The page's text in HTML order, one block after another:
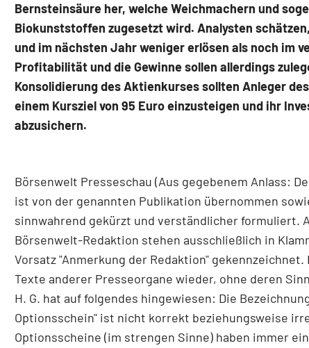
Bernsteinsäure her, welche Weichmachern und
Biokunststoffen zugesetzt wird. Analysten
und im nächsten Jahr weniger erlösen als noch im
Profitabilität und die Gewinne sollen allerdings
Konsolidierung des Aktienkurses sollten Anleger
einem Kursziel von 95 Euro einzusteigen und ihr
abzusichern.
Börsenwelt Presseschau (Aus gegebenem Anlass:
ist von der genannten Publikation übernommen
sinnwahrend gekürzt und verständlicher formuliert.
Börsenwelt-Redaktion stehen ausschließlich in
Vorsatz "Anmerkung der Redaktion"
Texte anderer Presseorgane wieder, ohne deren
H. G. hat auf folgendes hingewiesen: Die
Optionsschein" ist nicht korrekt beziehungsweise
Optionsscheine (im strengen Sinne) haben immer